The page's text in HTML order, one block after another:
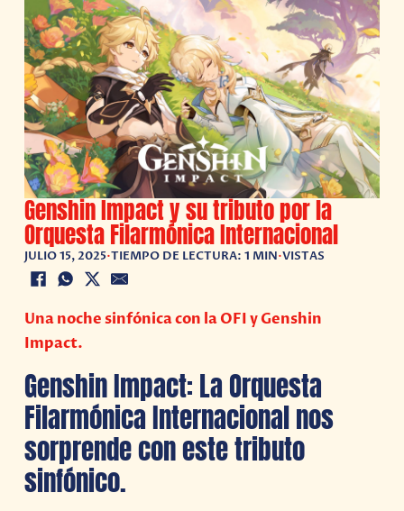
Genshin Impact y su tributo por la
Orquesta Filarmónica Internacional
JULIO 15, 2025•TIEMPO DE LECTURA: 1 MIN•VISTAS
Una noche sinfónica con la OFI y Genshin
Impact.
Genshin Impact: La Orquesta
Filarmónica Internacional nos
sorprende con este tributo
sinfónico.